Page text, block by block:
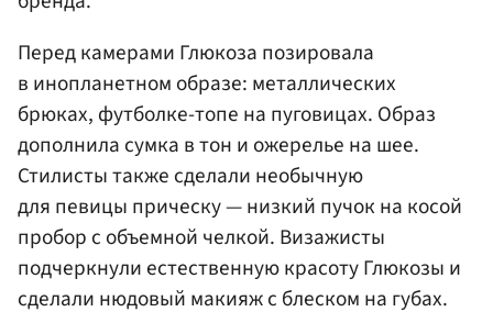
Перед камерами Глюкоза позировала
в инопланетном образе: металлических
брюках, футболке-топе на пуговицах. Образ
дополнила сумка в тон и ожерелье на шее.
Стилисты также сделали необычную
для певицы прическу — низкий пучок на косой
пробор с объемной челкой. Визажисты
подчеркнули естественную красоту Глюкозы и
сделали нюдовый макияж с блеском на губах.